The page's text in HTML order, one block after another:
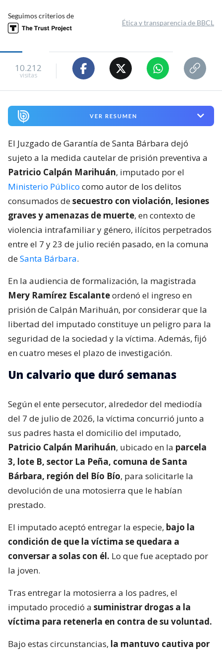
Seguimos criterios de
Ética y transparencia de BBCL
10.212
visitas
VER RESUMEN
El Juzgado de Garantía de Santa Bárbara dejó
sujeto a la medida cautelar de prisión preventiva a
Patricio Calpán Marihuán, imputado por el
Ministerio Público como autor de los delitos
consumados desecuestro con violación, lesiones
graves y amenazas de muerte, en contexto de
violencia intrafamiliar y género, ilícitos perpetrados
entre el 7 y 23 de julio recién pasado, en la comuna
deSanta Bárbara.
En la audiencia de formalización, la magistrada
Mery Ramírez Escalanteordenó el ingreso en
prisión de Calpán Marihuán, por considerar que la
libertad del imputado constituye un peligro para la
seguridad de la sociedad y la víctima. Además, fijó
en cuatro meses el plazo de investigación.
Un calvario que duró semanas
Según el ente persecutor, alrededor del mediodía
del 7 de julio de 2026, la víctima concurrió junto a
sus padres hasta el domicilio del imputado,
Patricio Calpán Marihuán, ubicado en la parcela
3, lote B, sector La Peña, comuna de Santa
Bárbara, región del Bío Bío, para solicitarle la
devolución de una motosierra que le habían
prestado.
El imputado aceptó entregar la especie, bajo la
condición de que la víctima se quedara a
conversar a solas con él. Lo que fue aceptado por
la joven.
Tras entregar la motosierra a los padres, el
imputado procedió a suministrar drogas a la
víctima para retenerla en contra de su voluntad.
Bajo estas circunstancias, la mantuvo cautiva por